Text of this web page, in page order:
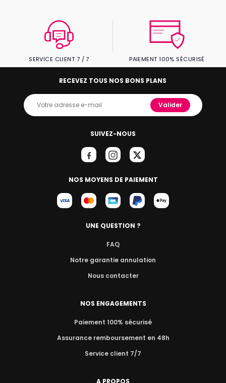
SERVICE CLIENT 7 / 7 PAIEMENT 100% SÉCURISÉ
SUIVEZ-NOUS
NOS MOYENS DE PAIEMENT
RECEVEZ TOUS NOS BONS PLANS
Valider
UNE QUESTION ?
FAQ
Notre garantie annulation
Nous contacter
NOS ENGAGEMENTS
Paiement 100% sécurisé
Assurance remboursement en 48h
Service client 7/7